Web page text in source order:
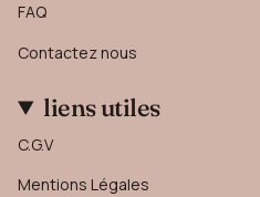
FAQ
Contactez nous
liens utiles
C.G.V
Mentions Légales